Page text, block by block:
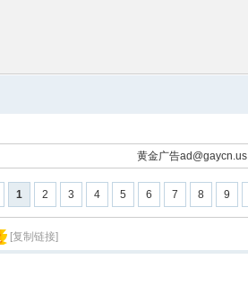
黄金广告ad@gaycn.us
1 2 3 4 5 6 7 8 9
[复制链接]